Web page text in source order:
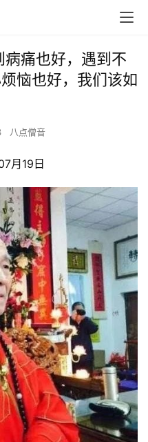
痛也好，遇到不
恼也好，我们该如
八点僧音
月19日